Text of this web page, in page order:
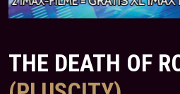
THE DEATH OF